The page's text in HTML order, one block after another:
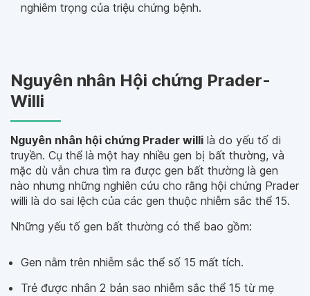
nghiêm trọng của triệu chứng bệnh.
Nguyên nhân Hội chứng Prader-
Willi
Nguyên nhân hội chứng Prader willi là do yếu tố di
truyền. Cụ thể là một hay nhiều gen bị bất thường, và
mặc dù vẫn chưa tìm ra được gen bất thường là gen
nào nhưng những nghiên cứu cho rằng hội chứng Prader
willi là do sai lệch của các gen thuộc nhiễm sắc thể 15.
Những yếu tố gen bất thường có thể bao gồm:
Gen nằm trên nhiễm sắc thể số 15 mất tích.
Trẻ được nhân 2 bản sao nhiễm sắc thể 15 từ mẹ